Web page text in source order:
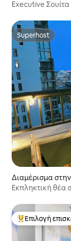
Executive Σουίτα
Superhost
Superhost
Διαμέρισμα
Εκπληκτική θέα
Κορυφαία
Επιλογή